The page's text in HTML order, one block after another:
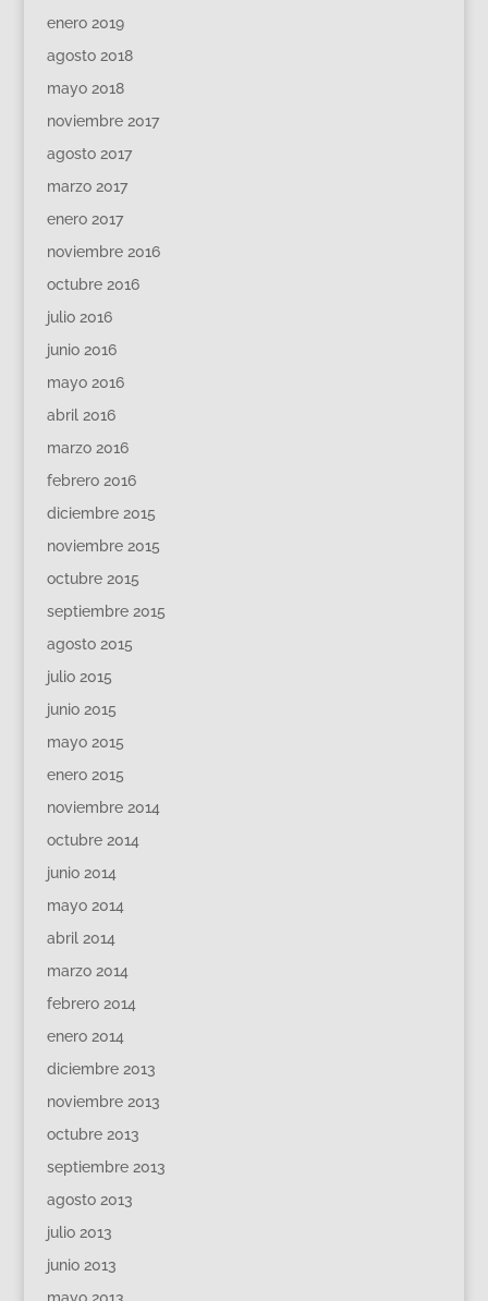
enero 2019
agosto 2018
mayo 2018
noviembre 2017
agosto 2017
marzo 2017
enero 2017
noviembre 2016
octubre 2016
julio 2016
junio 2016
mayo 2016
abril 2016
marzo 2016
febrero 2016
diciembre 2015
noviembre 2015
octubre 2015
septiembre 2015
agosto 2015
julio 2015
junio 2015
mayo 2015
enero 2015
noviembre 2014
octubre 2014
junio 2014
mayo 2014
abril 2014
marzo 2014
febrero 2014
enero 2014
diciembre 2013
noviembre 2013
octubre 2013
septiembre 2013
agosto 2013
julio 2013
junio 2013